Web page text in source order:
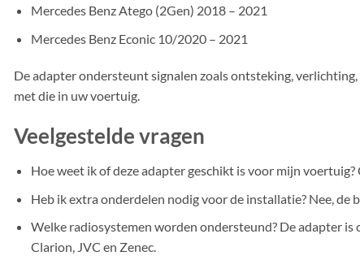
Mercedes Benz Atego (2Gen) 2018 – 2021
Mercedes Benz Econic 10/2020 – 2021
De adapter ondersteunt signalen zoals ontsteking,
met die in uw voertuig.
Veelgestelde vragen
Hoe weet ik of deze adapter geschikt is voor mijn
Heb ik extra onderdelen nodig voor de installatie? Nee, de
Welke radiosystemen worden ondersteund? De adapter
Clarion, JVC en Zenec.